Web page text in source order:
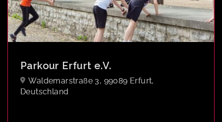
Parkour Erfurt e.V.
Waldemarstraße 3, 99089 Erfurt,
Deutschland